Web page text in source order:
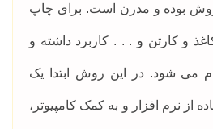
روش بوده و مدرن است. برای چاپ
و کارتن و . . . کاربرد داشته و
می شود. در این روش ابتدا یک
از نرم افزار و به کمک کامپیوتر،